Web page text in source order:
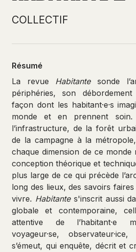
COLLECTIF
Résumé
La revue Habitantesonde
périphéries, son
façon dont les habitant·e·s
monde et en prennent
l’infrastructure, de la forêt
de la campagne à la
chaque dimension de ce monde
conception théorique et
plus large de ce qui précède
long des lieux, des savoirs
vivre. Habitantes'inscrit aussi
globale et contemporaine,
attentive de l’habitant·e
voyageur·se,
s’émeut, qui enquête, décrit et